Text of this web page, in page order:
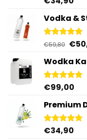
von 5
Vodka &
Bewertet
von 5
€59,80
war:
€
Wodka
Bewertet
von 5
€99,00
Premium
Bewertet
€34,90